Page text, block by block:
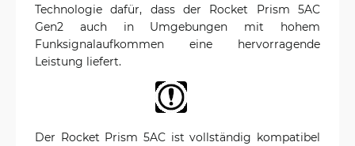
Technologie dafür, dass der Rocket Prism 5AC
Gen2 auch in Umgebungen mit hohem
Funksignalaufkommen eine hervorragende
Leistung liefert.
Der Rocket Prism 5AC ist vollständig kompatibel